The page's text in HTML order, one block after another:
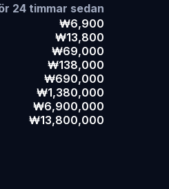
24 timmar sedan
₩6,900
₩13,800
₩69,000
₩138,000
₩690,000
₩1,380,000
₩6,900,000
₩13,800,000